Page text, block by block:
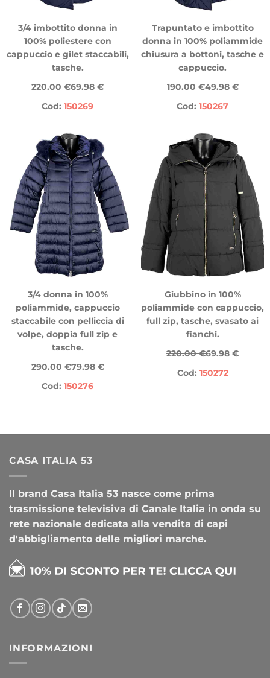
3/4 imbottito donna in
100% poliestere con
cappuccio e gilet staccabili,
tasche.
220.00 €69.98 €
Cod: 150269
Trapuntato e imbottito
donna in 100% poliammide
chiusura a bottoni, tasche e
cappuccio.
190.00 €49.98 €
Cod: 150267
3/4 donna in 100%
poliammide, cappuccio
staccabile con pelliccia di
volpe, doppia full zip e
tasche.
290.00 €79.98 €
Cod: 150276
Giubbino in 100%
poliammide con cappuccio,
full zip, tasche, svasato ai
fianchi.
220.00 €69.98 €
Cod: 150272
CASA ITALIA 53
Il brand Casa Italia 53 nasce come prima
trasmissione televisiva di Canale Italia in onda su
rete nazionale dedicata alla vendita di capi
d'abbigliamento delle migliori marche.
INFORMAZIONI